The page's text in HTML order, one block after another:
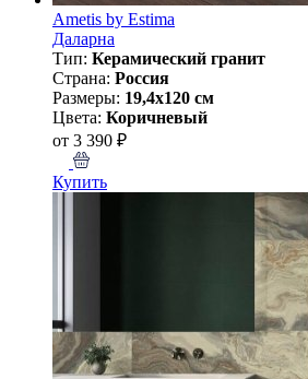
Ametis by Estima
Даларна
Тип: Керамический гранит
Страна: Россия
Размеры: 19,4x120 см
Цвета: Коричневый
от 3 390 ₽
Купить